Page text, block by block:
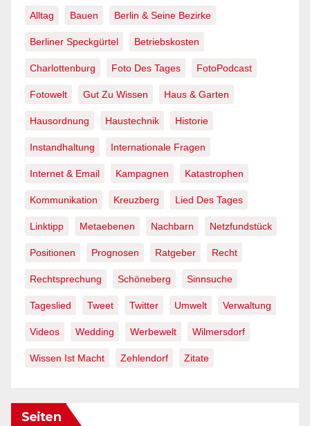
Alltag Bauen Berlin & Seine Bezirke
Berliner Speckgürtel Betriebskosten
Charlottenburg Foto Des Tages FotoPodcast
Fotowelt Gut Zu Wissen Haus & Garten
Hausordnung Haustechnik Historie
Instandhaltung Internationale Fragen
Internet & Email Kampagnen Katastrophen
Kommunikation Kreuzberg Lied Des Tages
Linktipp Metaebenen Nachbarn Netzfundstück
Positionen Prognosen Ratgeber Recht
Rechtsprechung Schöneberg Sinnsuche
Tageslied Tweet Twitter Umwelt Verwaltung
Videos Wedding Werbewelt Wilmersdorf
Wissen Ist Macht Zehlendorf Zitate
Seiten